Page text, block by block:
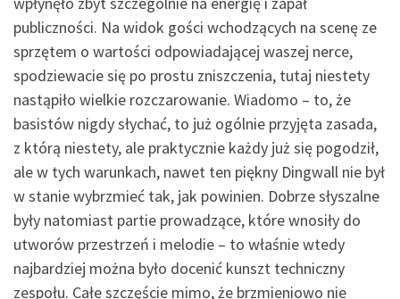
publiczności. Na widok gości wchodzących na scenę ze
sprzętem o wartości odpowiadającej waszej nerce,
spodziewacie się po prostu zniszczenia, tutaj niestety
nastąpiło wielkie rozczarowanie. Wiadomo – to, że
basistów nigdy słychać, to już ogólnie przyjęta zasada,
z którą niestety, ale praktycznie każdy już się pogodził,
ale w tych warunkach, nawet ten piękny Dingwall nie był
w stanie wybrzmieć tak, jak powinien. Dobrze słyszalne
były natomiast partie prowadzące, które wnosiły do
utworów przestrzeń i melodie – to właśnie wtedy
najbardziej można było docenić kunszt techniczny
zespołu. Całe szczęście mimo, że brzmieniowo nie